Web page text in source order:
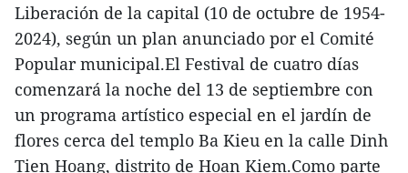
Liberación de la capital (10 de octubre de 1954-
2024), según un plan anunciado por el Comité
Popular municipal.El Festival de cuatro días
comenzará la noche del 13 de septiembre con
un programa artístico especial en el jardín de
flores cerca del templo Ba Kieu en la calle Dinh
Tien Hoang, distrito de Hoan Kiem.Como parte